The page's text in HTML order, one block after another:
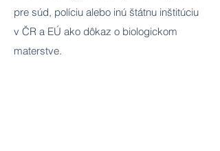
pre súd, políciu alebo inú štátnu inštitúciu
v ČR a EÚ ako dôkaz o biologickom
materstve.